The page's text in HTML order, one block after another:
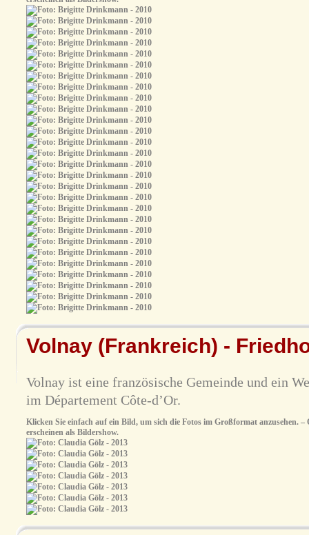
Volnay (Frankreich) -
Volnay ist eine französische Gemeinde und ein
im Département Côte-d’Or.
Klicken Sie einfach auf ein Bild, um sich die Fotos im Großformat anzusehen. –
erscheinen als Bildershow.